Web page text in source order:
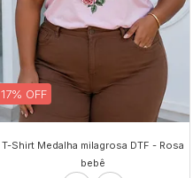
17% OFF
T-Shirt Medalha milagrosa DTF - Rosa
bebê